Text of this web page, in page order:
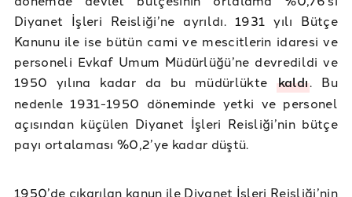
Diyanet İşleri Reisliği’ne ayrıldı. 1931 yılı Bütçe
Kanunu ile ise bütün cami ve mescitlerin idaresi ve
personeli Evkaf Umum Müdürlüğü’ne devredildi ve
1950 yılına kadar da bu müdürlükte kaldı. Bu
nedenle 1931-1950 döneminde yetki ve personel
açısından küçülen Diyanet İşleri Reisliği’nin bütçe
payı ortalaması %0,2’ye kadar düştü.
1950’de çıkarılan kanun ile Diyanet İşleri Reisliği’nin